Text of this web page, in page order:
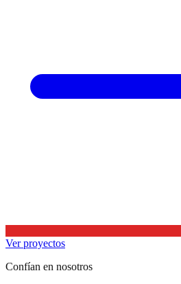
Ver proyectos
Confían en nosotros